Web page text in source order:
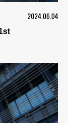
2024.06.04